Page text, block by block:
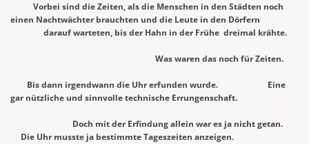
Vorbei sind die Zeiten, als die Menschen in den Städten noch
einen Nachtwächterbrauchten und die Leute in den Dörfern
daraufwarteten, bis der Hahn in der Frühe dreimal krähte.
Was waren das noch für Zeiten.
Bis dann irgendwann die Uhr erfunden wurde. Eine
gar nützliche und sinnvolletechnische Errungenschaft.
Doch mit der Erfindung allein war es ja nicht getan.
Die Uhr musste ja bestimmteTageszeiten anzeigen.